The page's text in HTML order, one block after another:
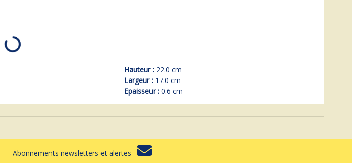
Hauteur : 22.0 cm
Largeur : 17.0 cm
Epaisseur : 0.6 cm
Abonnements newsletters et alertes